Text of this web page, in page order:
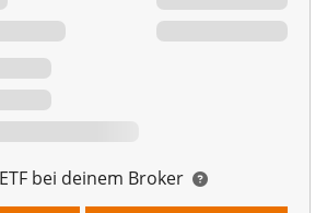
bei deinem Broker